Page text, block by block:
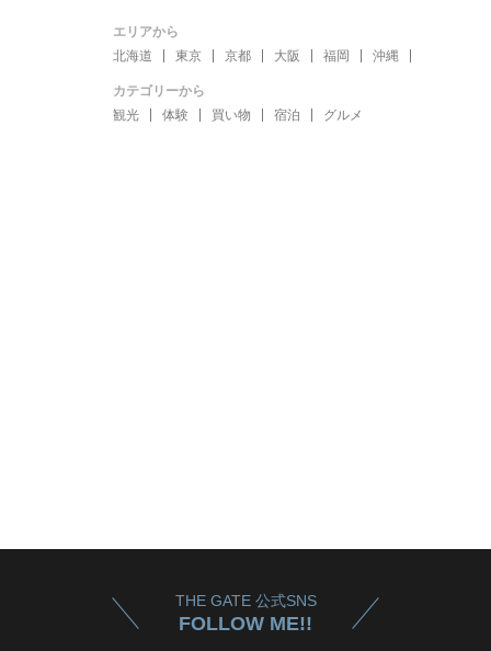
エリアから
北海道
東京 京都 大阪 福岡 沖縄
カテゴリーから
観光
体験 買い物 宿泊 グルメ
THE GATE 公式SNS
FOLLOW ME!!